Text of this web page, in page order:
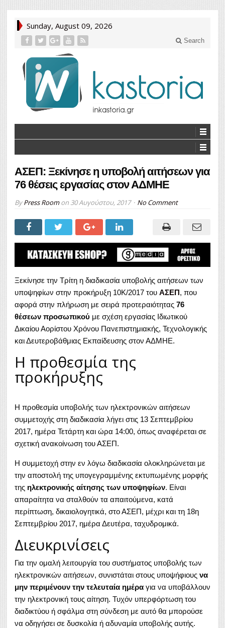
Sunday, August 09, 2026
Search
ΑΣΕΠ: Ξεκίνησε η υποβολή αιτήσεων για
76 θέσεις εργασίας στον ΑΔΜΗΕ
ByPress Roomon 30 Αυγούστου, 2017 No Comment
Ξεκίνησε την Τρίτη η διαδικασία υποβολής αιτήσεων των
υποψηφίων στην προκήρυξη 10Κ/2017 του ΑΣΕΠ, που
αφορά στην πλήρωση με σειρά προτεραιότητας 76
θέσεων προσωπικού με σχέση εργασίας Ιδιωτικού
Δικαίου Αορίστου Χρόνου Πανεπιστημιακής, Τεχνολογικής
και Δευτεροβάθμιας Εκπαίδευσης στον ΑΔΜΗΕ.
Η προθεσμία της
προκήρυξης
Η προθεσμία υποβολής των ηλεκτρονικών αιτήσεων
συμμετοχής στη διαδικασία λήγει στις 13 Σεπτεμβρίου
2017, ημέρα Τετάρτη και ώρα 14:00, όπως αναφέρεται σε
σχετική ανακοίνωση του ΑΣΕΠ.
Η συμμετοχή στην εν λόγω διαδικασία ολοκληρώνεται με
την αποστολή της υπογεγραμμένης εκτυπωμένης μορφής
της ηλεκτρονικής αίτησης των υποψηφίων. Είναι
απαραίτητα να σταλθούν τα απαιτούμενα, κατά
περίπτωση, δικαιολογητικά, στο ΑΣΕΠ, μέχρι και τη 18η
Σεπτεμβρίου 2017, ημέρα Δευτέρα, ταχυδρομικά.
Διευκρινίσεις
Για την ομαλή λειτουργία του συστήματος υποβολής των
ηλεκτρονικών αιτήσεων, συνιστάται στους υποψήφιους να
μην περιμένουν την τελευταία ημέρα για να υποβάλλουν
την ηλεκτρονική τους αίτηση. Τυχόν υπερφόρτωση του
διαδικτύου ή σφάλμα στη σύνδεση με αυτό θα μπορούσε
να οδηγήσει σε δυσκολία ή αδυναμία υποβολής αυτής.